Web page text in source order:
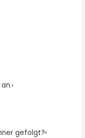
gefolgt?‹